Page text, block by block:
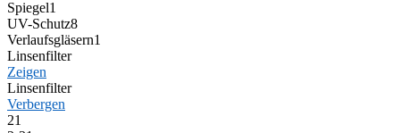
Spiegel1
UV-Schutz8
Verlaufsgläsern1
Linsenfilter
Zeigen
Linsenfilter
Verbergen
21